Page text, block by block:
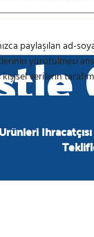
paylaşılan ad-
yürütülmesi
verilerin